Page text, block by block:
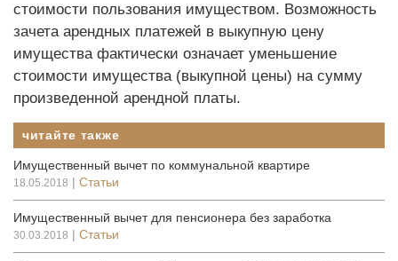
стоимости пользования имуществом. Возможность
зачета арендных платежей в выкупную цену
имущества фактически означает уменьшение
стоимости имущества (выкупной цены) на сумму
произведенной арендной платы.
читайте также
Имущественный вычет по коммунальной квартире
18.05.2018 | Статьи
Имущественный вычет для пенсионера без заработка
30.03.2018 | Статьи